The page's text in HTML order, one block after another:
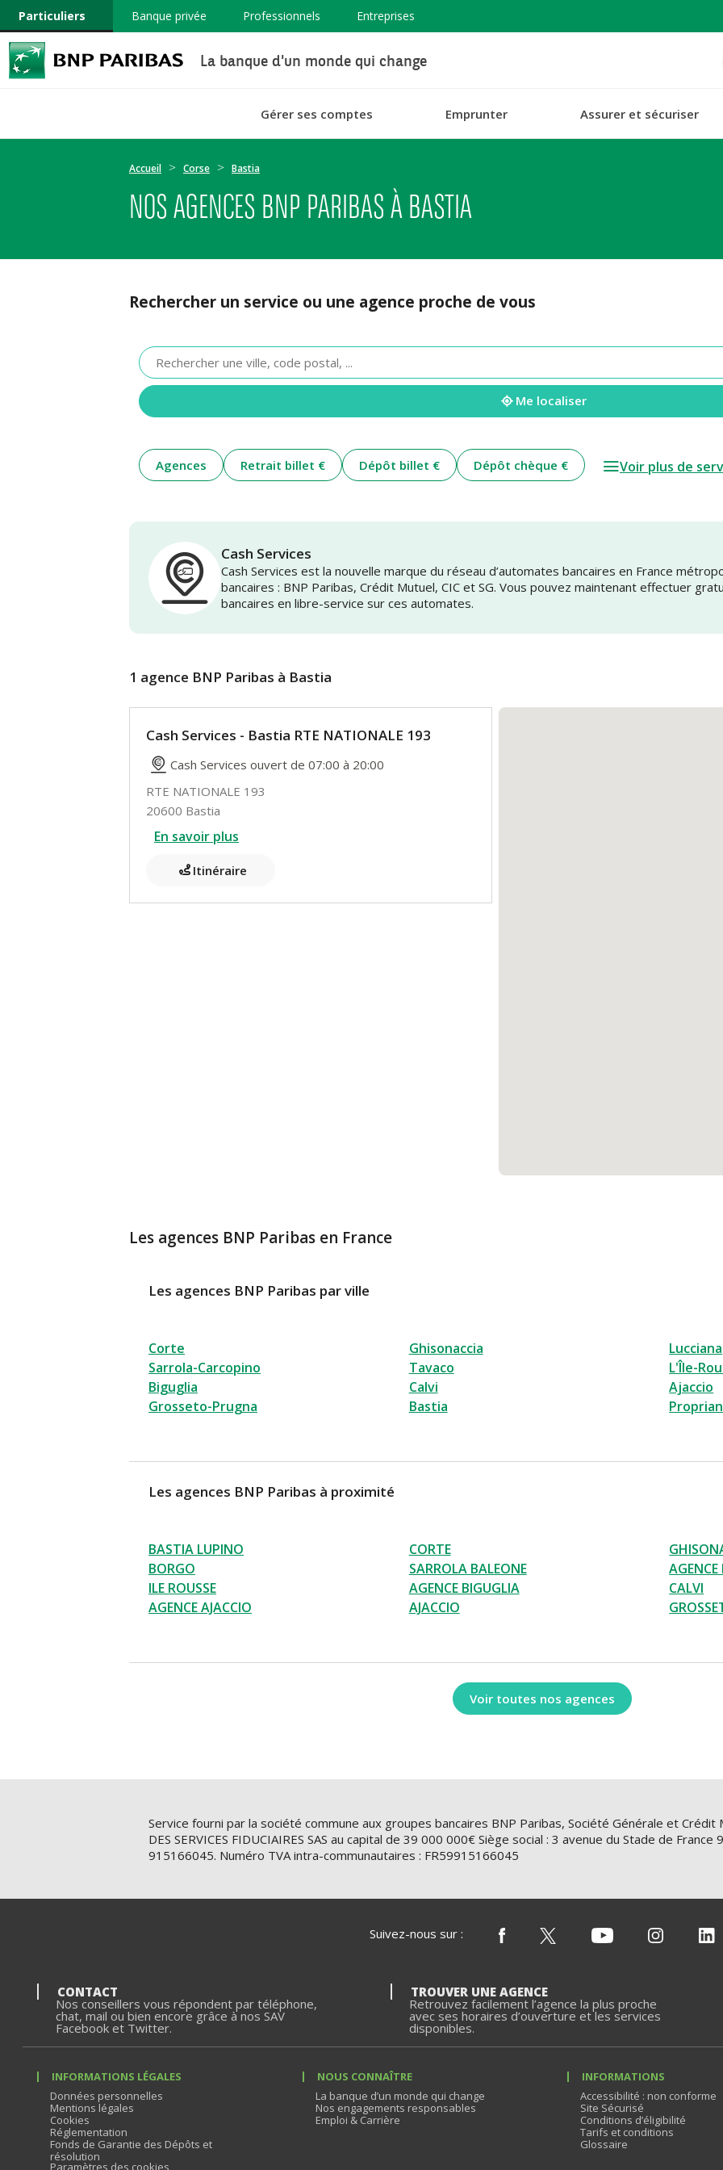
Particuliers Banque privée Professionnels Entreprises
La banque d'un monde qui change
Gérer ses comptes Emprunter Assurer et sécuriser
Accueil Corse Bastia
NOS AGENCES BNP PARIBAS À BASTIA
Rechercher un service ou une agence proche de vous
Veuillez
renseigner
une
adresse
Me localiser
Agences Retrait billet € Dépôt billet € Dépôt chèque € Voir plus de
Cash Services
Cash Services est la nouvelle marque du réseau d’automates bancaires en France
bancaires : BNP Paribas, Crédit Mutuel, CIC et SG. Vous pouvez maintenant effectuer
bancaires en libre-service sur ces automates.
1 agence BNP Paribas à Bastia
Cash Services - Bastia RTE NATIONALE 193
Cash Services ouvert de 07:00 à 20:00
RTE NATIONALE 193
20600 Bastia
En savoir plus
Itinéraire
Les agences BNP Paribas en France
Les agences BNP Paribas par ville
Corte Ghisonaccia
Lucciana
Sarrola-Carcopino
Tavaco
L'Île-
Biguglia
Calvi
Ajaccio
Grosseto-Prugna
Bastia
Les agences BNP Paribas à proximité
BASTIA LUPINO CORTE
BORGO
SARROLA BALEONE
ILE ROUSSE
AGENCE BIGUGLIA
CALVI
AGENCE AJACCIO
AJACCIO
Voir toutes nos agences
Service fourni par la société commune aux groupes bancaires BNP Paribas, Société Générale et Crédit
DES SERVICES FIDUCIAIRES SAS au capital de 39 000 000€ Siège social : 3 avenue du Stade de France
915166045. Numéro TVA intra-communautaires : FR59915166045
Suivez-nous sur :
CONTACT
Nos conseillers vous répondent par téléphone,
chat, mail ou bien encore grâce à nos SAV
Facebook et Twitter.
TROUVER UNE AGENCE
Retrouvez facilement l’agence la plus proche
avec ses horaires d’ouverture et les services
disponibles.
INFORMATIONS LÉGALES
Données personnelles
Mentions légales
Cookies
Réglementation
Fonds de Garantie des Dépôts et
résolution
Paramètres des cookies
NOUS CONNAÎTRE
La banque d’un monde qui change
Nos engagements responsables
Emploi & Carrière
INFORMATIONS
Accessibilité : non conforme
Site Sécurisé
Conditions d’éligibilité
Tarifs et conditions
Glossaire